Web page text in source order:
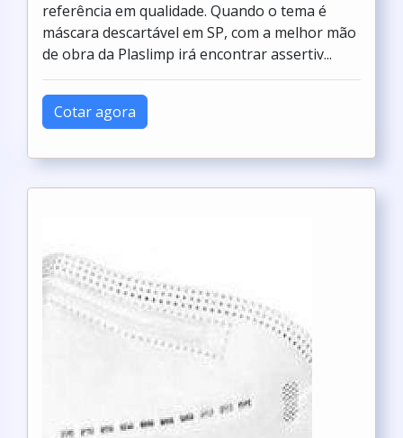
referência em qualidade. Quando o tema é
máscara descartável em SP, com a melhor mão
de obra da Plaslimp irá encontrar assertiv...
Cotar agora